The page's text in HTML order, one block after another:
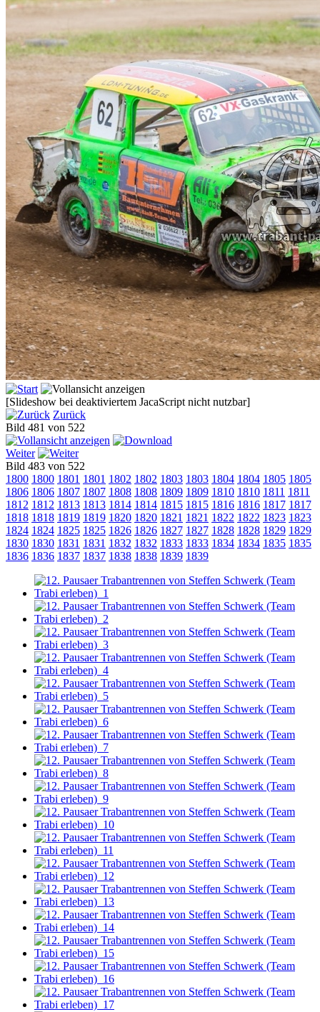
[Slideshow bei deaktiviertem JacaScript nicht nutzbar]
Zurück
Bild 481 von 522
Weiter
Bild 483 von 522
1800 1800 1801 1801 1802 1802 1803 1803 1804 1804 1805 1805
1806 1806 1807 1807 1808 1808 1809 1809 1810 1810 1811 1811
1812 1812 1813 1813 1814 1814 1815 1815 1816 1816 1817 1817
1818 1818 1819 1819 1820 1820 1821 1821 1822 1822 1823 1823
1824 1824 1825 1825 1826 1826 1827 1827 1828 1828 1829 1829
1830 1830 1831 1831 1832 1832 1833 1833 1834 1834 1835 1835
1836 1836 1837 1837 1838 1838 1839 1839